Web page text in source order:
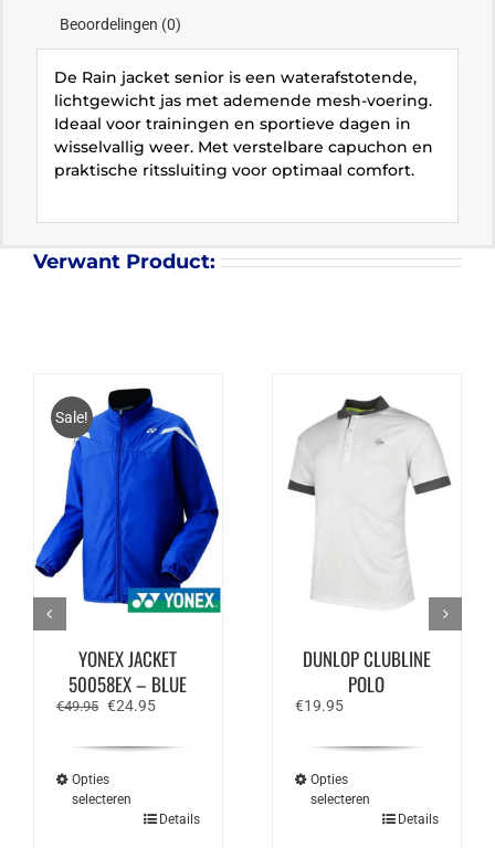
Beoordelingen (0)
De Rain jacket senior is een waterafstotende,
lichtgewicht jas met ademende mesh-voering.
Ideaal voor trainingen en sportieve dagen in
wisselvallig weer. Met verstelbare capuchon en
praktische ritssluiting voor optimaal comfort.
Verwant Product:
Sale!
YONEX JACKET
50058EX – BLUE
€49.95 Oorspronkelijke
€24.95Huidige
Opties
selecteren
Dit
Details
DUNLOP CLUBLINE
POLO
€19.95
Opties
selecteren
Dit
Details